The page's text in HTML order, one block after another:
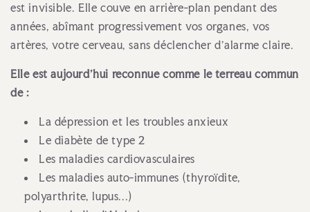
est invisible. Elle couve en arrière-plan pendant des
années, abîmant progressivement vos organes, vos
artères, votre cerveau, sans déclencher d'alarme claire.
Elle est aujourd'hui reconnue comme le terreau commun
de :
La dépression et les troubles anxieux
Le diabète de type 2
Les maladies cardiovasculaires
Les maladies auto-immunes (thyroïdite,
polyarthrite, lupus...)